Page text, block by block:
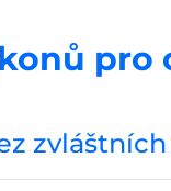
pro